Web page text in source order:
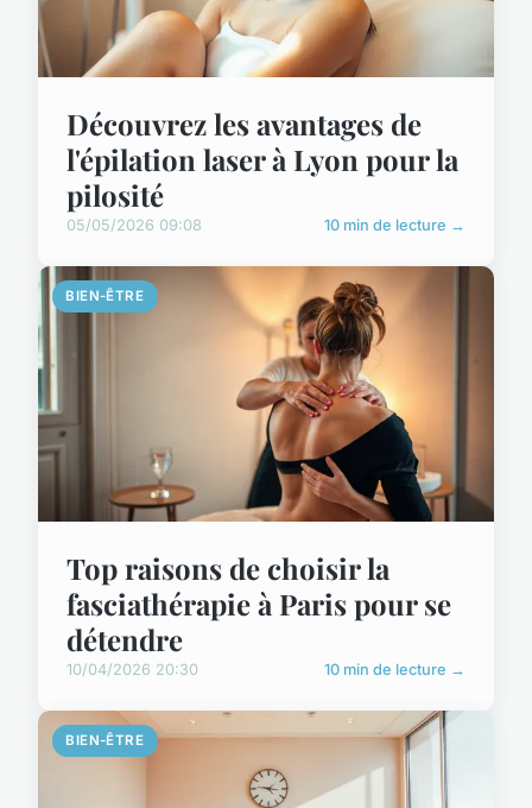
Découvrez les avantages de
l'épilation laser à Lyon pour la
pilosité
05/05/2026 09:08 10 min de lecture →
BIEN-ÊTRE
Top raisons de choisir la
fasciathérapie à Paris pour se
détendre
10/04/2026 20:30 10 min de lecture →
BIEN-ÊTRE